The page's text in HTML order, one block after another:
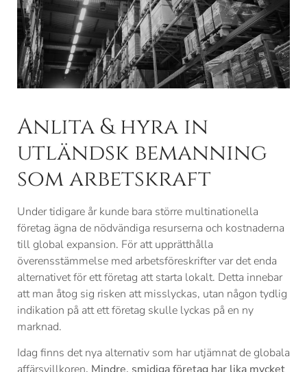
Anlita & hyra in
utländsk bemanning
som arbetskraft
Under tidigare år kunde bara större multinationella
företag ägna de nödvändiga resurserna och kostnaderna
till global expansion. För att upprätthålla
överensstämmelse med arbetsföreskrifter var det enda
alternativet för ett företag att starta lokalt. Detta innebar
att man åtog sig risken att misslyckas, utan någon tydlig
indikation på att ett företag skulle lyckas på en ny
marknad.
Idag finns det nya alternativ som har utjämnat de globala